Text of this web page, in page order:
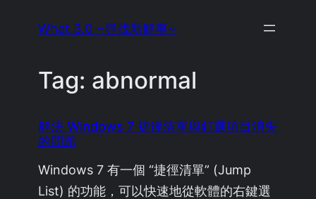
What 3.0 ~尋找新鮮事~
Tag: abnormal
解決 Windows 7 捷徑清單與釘選項目消失
的問題
Windows 7 有一個 “捷徑清單” (Jump
List) 的功能，可以快速地從軟體的右鍵選